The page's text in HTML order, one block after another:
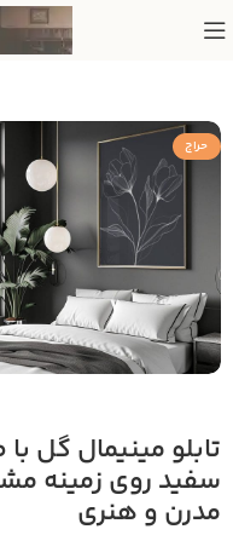
حراج
تابلو مینیمال گل
سفید روی زمینه
مدرن و هنری